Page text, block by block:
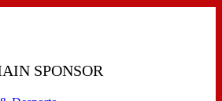
SPONSOR